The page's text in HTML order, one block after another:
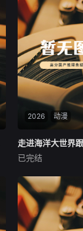
2026 动漫
未知
带领孩子们探索神
海洋世界，让我们
形色色的海洋生物
的外形特征与生活
海底地形、海洋气
已完结